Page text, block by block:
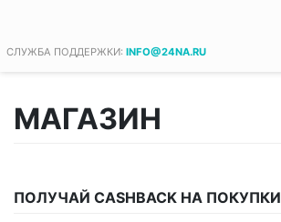
СЛУЖБА ПОДДЕРЖКИ: INFO@24NA.RU
МАГАЗИН
ПОЛУЧАЙ CASHBACK НА ПОКУПКИ